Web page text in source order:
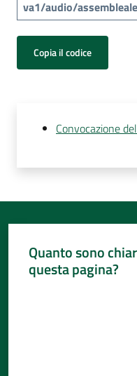
Copia il codice
Convocazione
Quanto sono
questa pagina?